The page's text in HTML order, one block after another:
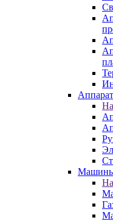
Машины